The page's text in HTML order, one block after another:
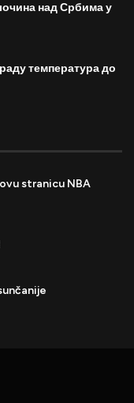
над Србима у
температура до
stranicu NBA